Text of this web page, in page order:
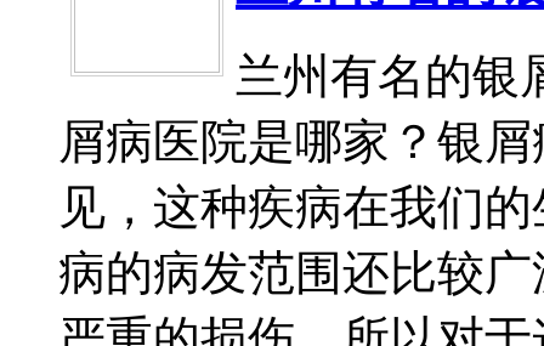
兰州有名的银
屑病医院是哪家？银
见，这种疾病在我们
病的病发范围还比较